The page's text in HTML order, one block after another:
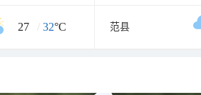
27 / 32°C 范县